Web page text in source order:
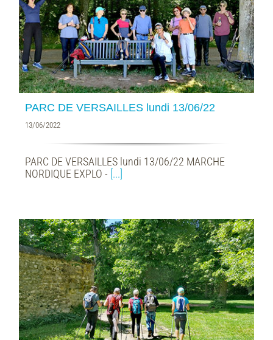
PARC DE VERSAILLES lundi 13/06/22
13/06/2022
PARC DE VERSAILLES lundi 13/06/22 MARCHE
NORDIQUE EXPLO - [...]